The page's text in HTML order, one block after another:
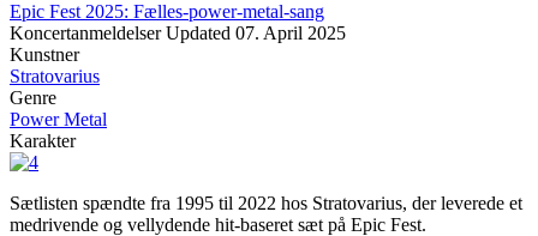
Epic Fest 2025: Fælles-power-metal-sang
Koncertanmeldelser Updated 07. April 2025
Kunstner
Stratovarius
Genre
Power Metal
Karakter
Sætlisten spændte fra 1995 til 2022 hos Stratovarius, der leverede et
medrivende og vellydende hit-baseret sæt på Epic Fest.